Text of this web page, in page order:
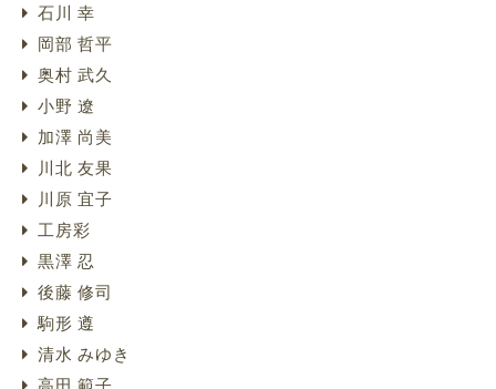
石川 幸
岡部 哲平
奥村 武久
小野 遼
加澤 尚美
川北 友果
川原 宜子
工房彩
黒澤 忍
後藤 修司
駒形 遵
清水 みゆき
高田 範子